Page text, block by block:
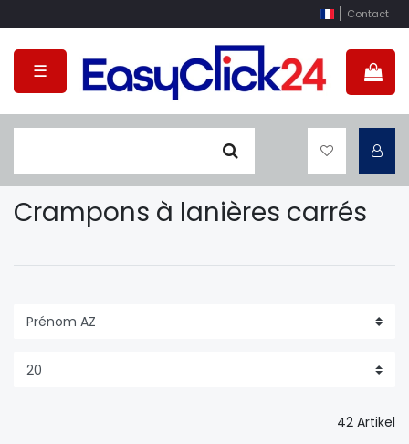
Contact
☰
Crampons à lanières carrés
42 Artikel